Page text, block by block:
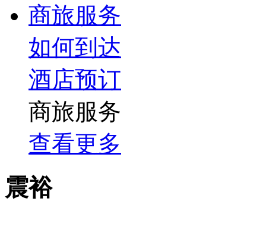
商旅服务
如何到达
酒店预订
商旅服务
查看更多
震裕